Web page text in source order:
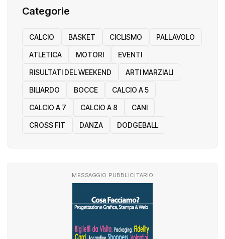
Categorie
CALCIO BASKET CICLISMO PALLAVOLO
ATLETICA MOTORI EVENTI
RISULTATI DEL WEEKEND ARTI MARZIALI
BILIARDO BOCCE CALCIO A 5
CALCIO A 7 CALCIO A 8 CANI
CROSS FIT DANZA DODGEBALL
MESSAGGIO PUBBLICITARIO